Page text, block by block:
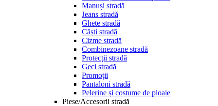
Manuși stradă
Jeans stradă
Ghete stradă
Căști stradă
Cizme stradă
Combinezoane stradă
Protecții stradă
Geci stradă
Promoții
Pantaloni stradă
Pelerine și costume de ploaie
Piese/Accesorii stradă